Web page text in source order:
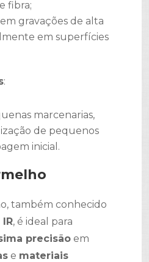
fibra;
gravações de alta
em superfícies
:
marcenarias,
de pequenos
inicial.
também conhecido
, é ideal para
precisão em
e materiais